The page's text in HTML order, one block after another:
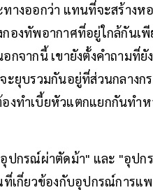
างออกว่า แทนที่จะสร้าง
องทัพอากาศที่อยู่ใกล้กันเ
กจากนี้ เขายังตั้งคำถาม
ยุบรวมกันอยู่ที่ส่วนกลางก
องทำเบี้ยหัวแตกแยกกันท
กรณ์ผ่าตัดม้า" และ "อุปก
เกี่ยวข้องกับอุปกรณ์การแ